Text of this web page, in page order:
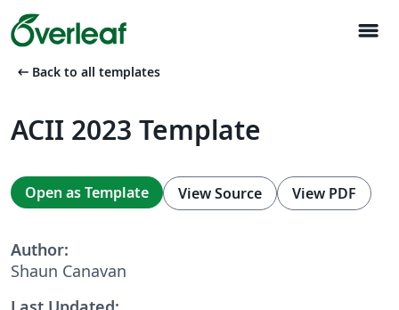
menu
arrow_left_alt Back to all templates
ACII 2023 Template
Open as Template View Source View PDF
Author:
Shaun Canavan